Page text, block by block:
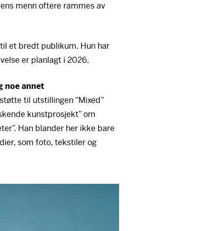
menn oftere rammes av
et bredt publikum. Hun har
er planlagt i 2026.
noe annet
til utstillingen “Mixed”
kunstprosjekt” om
Han blander her ikke bare
som foto, tekstiler og